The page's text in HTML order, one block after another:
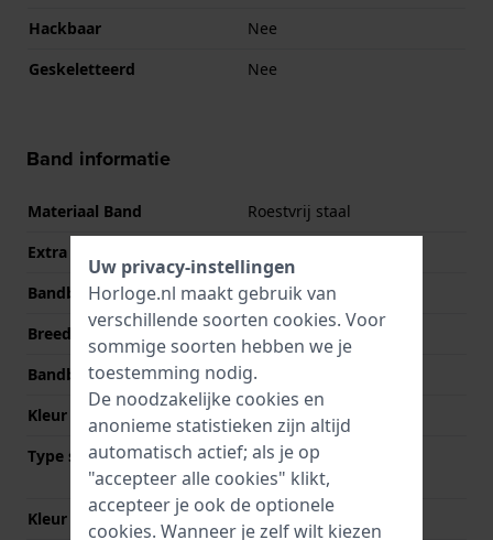
Hackbaar
Nee
Geskeletteerd
Nee
Band informatie
Materiaal Band
Roestvrij staal
Extra info
Bandbreedte
22 mm
Breedte bandaanzet
Bandbreedte bij sluiting
20 mm
Kleur Band
Zilver
Type sluiting
Vouwsluiting met
drukknoppen
Kleur sluiting
Zilver
Uw privacy-instellingen
Horloge.nl maakt gebruik van
verschillende soorten cookies. Voor
sommige soorten hebben we je
toestemming nodig.
De noodzakelijke cookies en
anonieme statistieken zijn altijd
automatisch actief; als je op
"accepteer alle cookies" klikt,
accepteer je ook de optionele
cookies. Wanneer je zelf wilt kiezen